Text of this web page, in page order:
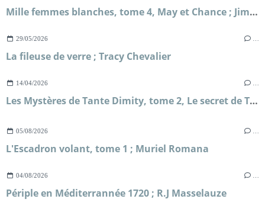
Mille femmes blanches, tome 4, May et Chance ; Jim Fergus
29/05/2026
La fileuse de verre ; Tracy Chevalier
14/04/2026
Les Mystères de Tante Dimity, tome 2, Le secret de Tante Dimity ; Nancy Atherton
05/08/2026
L'Escadron volant, tome 1 ; Muriel Romana
04/08/2026
Périple en Méditerrannée 1720 ; R.J Masselauze